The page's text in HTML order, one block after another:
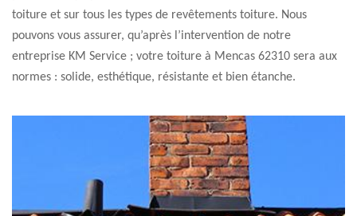
toiture et sur tous les types de revêtements toiture. Nous
pouvons vous assurer, qu’après l’intervention de notre
entreprise KM Service ; votre toiture à Mencas 62310 sera aux
normes : solide, esthétique, résistante et bien étanche.